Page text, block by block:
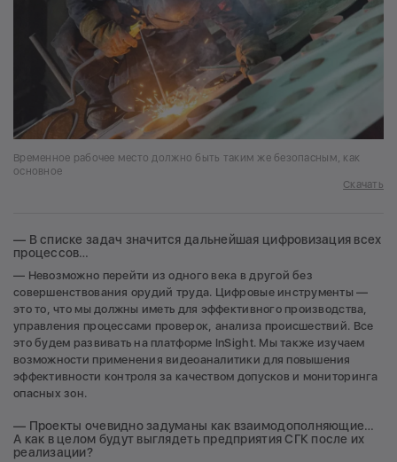
Временное рабочее место должно быть таким же безопасным, как
основное
Скачать
— В списке задач значится дальнейшая цифровизация всех
процессов…
— Невозможно перейти из одного века в другой без
совершенствования орудий труда. Цифровые инструменты —
это то, что мы должны иметь для эффективного производства,
управления процессами проверок, анализа происшествий. Все
это будем развивать на платформе InSight. Мы также изучаем
возможности применения видеоаналитики для повышения
эффективности контроля за качеством допусков и мониторинга
опасных зон.
— Проекты очевидно задуманы как взаимодополняющие…
А как в целом будут выглядеть предприятия СГК после их
реализации?